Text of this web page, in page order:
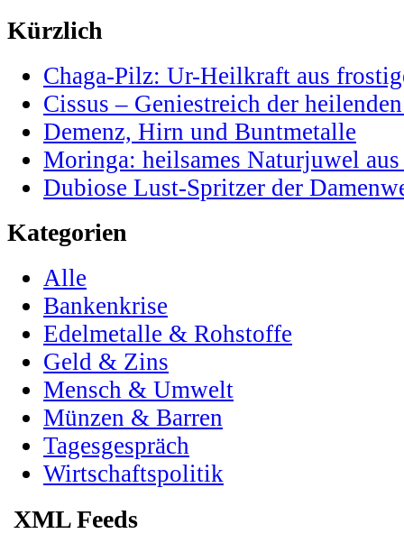
Kürzlich
Chaga-Pilz: Ur-Heilkraft aus
Cissus – Geniestreich der
Demenz, Hirn und Buntmetalle
Moringa: heilsames Naturjuwel
Dubiose Lust-Spritzer der
Kategorien
Alle
Bankenkrise
Edelmetalle & Rohstoffe
Geld & Zins
Mensch & Umwelt
Münzen & Barren
Tagesgespräch
Wirtschaftspolitik
XML Feeds